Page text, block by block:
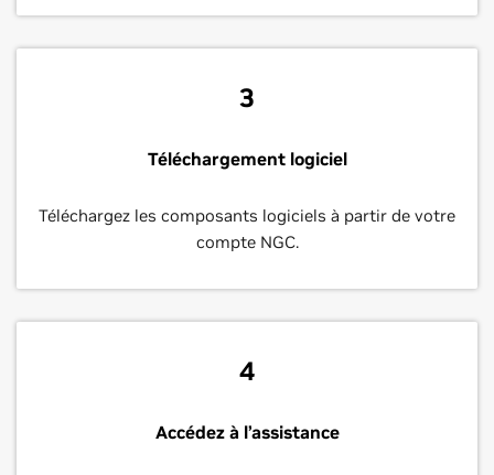
3
Téléchargement logiciel
Téléchargez les composants logiciels à partir de votre
compte NGC.
4
Accédez à l’assistance